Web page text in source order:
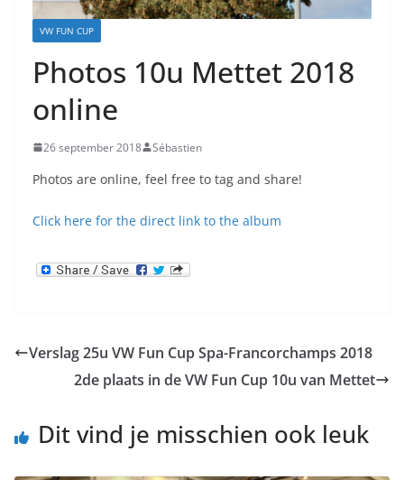
VW FUN CUP
Photos 10u Mettet 2018
online
26 september 2018 Sébastien
Photos are online, feel free to tag and share!
Click here for the direct link to the album
Verslag 25u VW Fun Cup Spa-Francorchamps 2018
2de plaats in de VW Fun Cup 10u van Mettet
Dit vind je misschien ook leuk